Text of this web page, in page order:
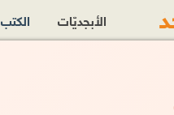
الأبجديّات الكتب